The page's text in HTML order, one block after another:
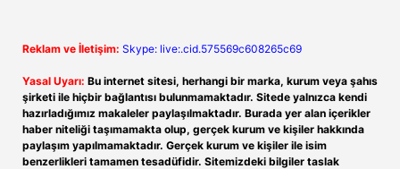
Reklam ve İletişim: Skype: live:.cid.575569c608265c69
Yasal Uyarı: Bu internet sitesi, herhangi bir marka, kurum veya şahıs
şirketi ile hiçbir bağlantısı bulunmamaktadır. Sitede yalnızca kendi
hazırladığımız makaleler paylaşılmaktadır. Burada yer alan içerikler
haber niteliği taşımamakta olup, gerçek kurum ve kişiler hakkında
paylaşım yapılmamaktadır. Gerçek kurum ve kişiler ile isim
benzerlikleri tamamen tesadüfidir. Sitemizdeki bilgiler taslak